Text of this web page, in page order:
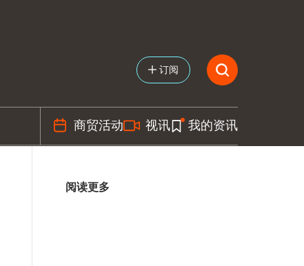
订阅
商贸活动 视讯 我的资讯
阅读更多